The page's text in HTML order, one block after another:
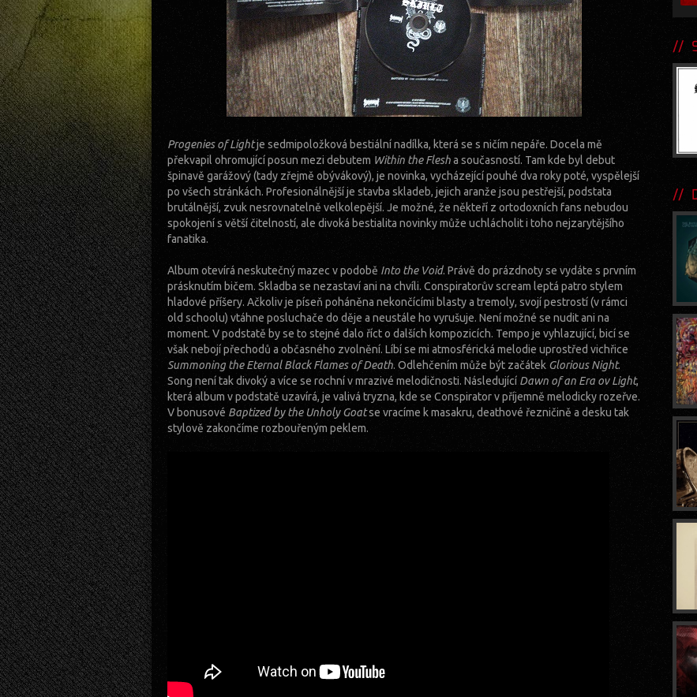
Progenies of Lightje sedmipoložková bestiální nadílka, která se s ničím nepáře. Docela mě
překvapil ohromující posun mezi debutem Within the Flesha současností. Tam kde byl debut
špinavě garážový (tady zřejmě obývákový), je novinka, vycházející pouhé dva roky poté, vyspělejší
po všech stránkách. Profesionálnější je stavba skladeb, jejich aranže jsou pestřejší, podstata
brutálnější, zvuk nesrovnatelně velkolepější. Je možné, že někteří z ortodoxních fans nebudou
spokojení s větší čitelností, ale divoká bestialita novinky může uchlácholit i toho nejzarytějšího
fanatika.
Album otevírá neskutečný mazec v podobě Into the Void. Právě do prázdnoty se vydáte s prvním
prásknutím bičem. Skladba se nezastaví ani na chvíli. Conspiratorův scream leptá patro stylem
hladové příšery. Ačkoliv je píseň poháněna nekončícími blasty a tremoly, svojí pestrostí (v rámci
old schoolu) vtáhne posluchače do děje a neustále ho vyrušuje. Není možné se nudit ani na
moment. V podstatě by se to stejné dalo říct o dalších kompozicích. Tempo je vyhlazující, bicí se
však nebojí přechodů a občasného zvolnění. Líbí se mi atmosférická melodie uprostřed vichřice
Summoning the Eternal Black Flames of Death. Odlehčením může být začátek Glorious Night.
Song není tak divoký a více se rochní v mrazivé melodičnosti. Následující Dawn of an Era ov Light,
která album v podstatě uzavírá, je valivá tryzna, kde se Conspirator v příjemně melodicky rozeřve.
V bonusové Baptized by the Unholy Goatse vracíme k masakru, deathové řezničině a desku tak
stylově zakončíme rozbouřeným peklem.